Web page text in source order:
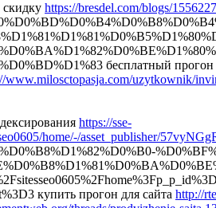
скидку https://bresdel.com/blogs/
бесплатный прогон
www.milosctopasja.com/uzytkownik/
https://sse-
home/-/asset_publisher/
купить прогон для сайта http://